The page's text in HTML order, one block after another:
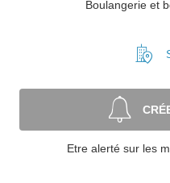
Boulangerie et
Etre alerté sur les